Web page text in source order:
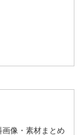
像・素材まとめ